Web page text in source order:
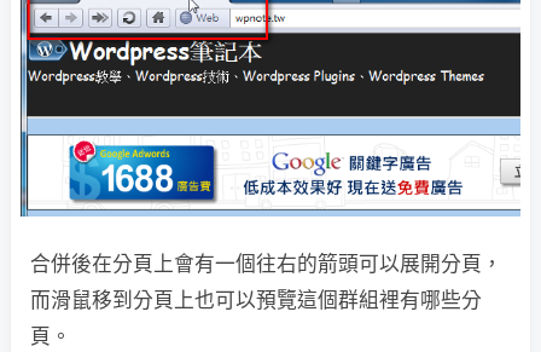
合併後在分頁上會有一個往右的箭頭可以展開分頁，
而滑鼠移到分頁上也可以預覽這個群組裡有哪些分
頁。